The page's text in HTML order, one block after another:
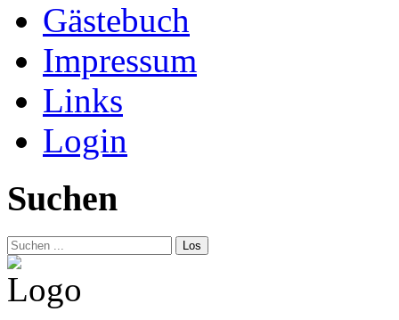
Gästebuch
Impressum
Links
Login
Suchen
Los